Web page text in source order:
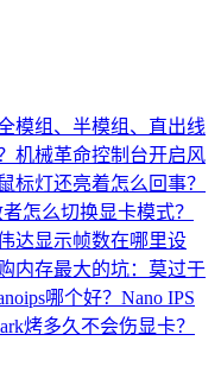
模组、半模组、直出线
机械革命控制台开启风
标灯还亮着怎么回事？
怎么切换显卡模式？
达显示帧数在哪里设
内存最大的坑：莫过于
哪个好？Nano IPS
烤多久不会伤显卡？